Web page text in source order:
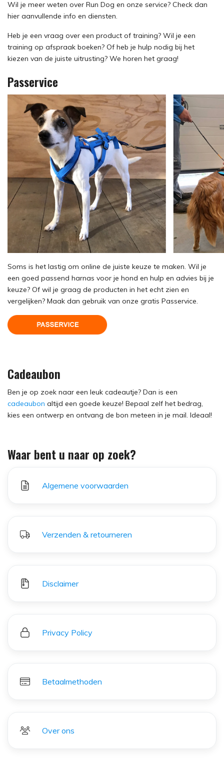
Wil je meer weten over Run Dog en onze service? Check dan
hier aanvullende info en diensten.
Heb je een vraag over een product of training? Wil je een
training op afspraak boeken? Of heb je hulp nodig bij het
kiezen van de juiste uitrusting? We horen het graag!
Passervice
Soms is het lastig om online de juiste keuze te maken. Wil je
een goed passend harnas voor je hond en hulp en advies bij je
keuze? Of wil je graag de producten in het echt zien en
vergelijken? Maak dan gebruik van onze gratis Passervice.
Cadeaubon
Ben je op zoek naar een leuk cadeautje? Dan is een
cadeaubon altijd een goede keuze! Bepaal zelf het bedrag,
kies een ontwerp en ontvang de bon meteen in je mail. Ideaal!
Waar bent u naar op zoek?
Algemene voorwaarden
Verzenden & retourneren
Disclaimer
Privacy Policy
Betaalmethoden
Over ons